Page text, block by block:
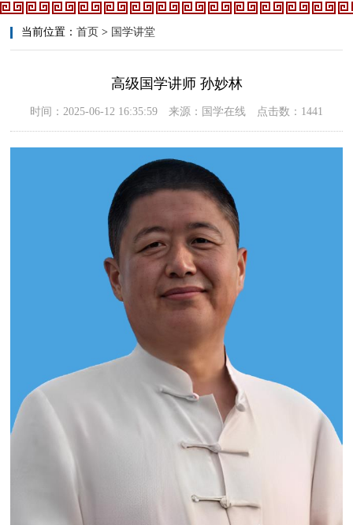
当前位置：首页 > 国学讲堂
高级国学讲师 孙妙林
时间：2025-06-12 16:35:59 来源：国学在线 点击数：1441